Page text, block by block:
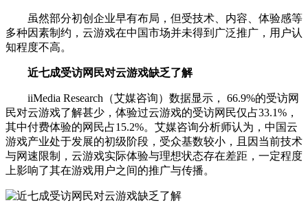
虽然部分初创企业早有布局，但受技术、内容、体验感等
多种因素制约，云游戏在中国市场并未得到广泛推广，用户认
知程度不高。
近七成受访网民对云游戏缺乏了解
iiMedia Research（艾媒咨询）数据显示， 66.9%的受访网
民对云游戏了解甚少，体验过云游戏的受访网民仅占33.1%，
其中付费体验的网民占15.2%。艾媒咨询分析师认为，中国云
游戏产业处于发展的初级阶段，受众基数较小，且因当前技术
与网速限制，云游戏实际体验与理想状态存在差距，一定程度
上影响了其在游戏用户之间的推广与传播。